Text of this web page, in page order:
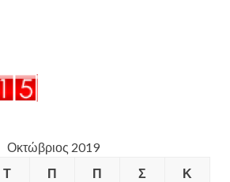
Οκτώβριος 2019
Τ Π Π Σ Κ